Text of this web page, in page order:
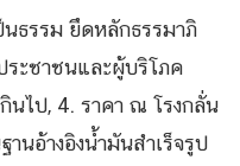
นธรรม ยึดหลักธรรมาภิ
ระชาชนและผู้บริโภค
ไป, 4. ราคา ณ โรงกลั่น
านอ้างอิงน้ำมันสำเร็จรูป